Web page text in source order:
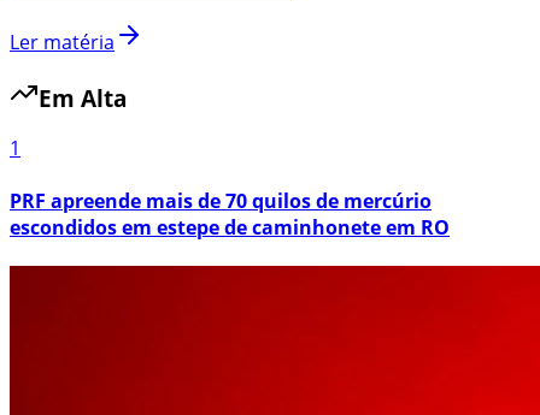
Ler matéria
Em Alta
1
PRF apreende mais de 70 quilos de mercúrio
escondidos em estepe de caminhonete em RO